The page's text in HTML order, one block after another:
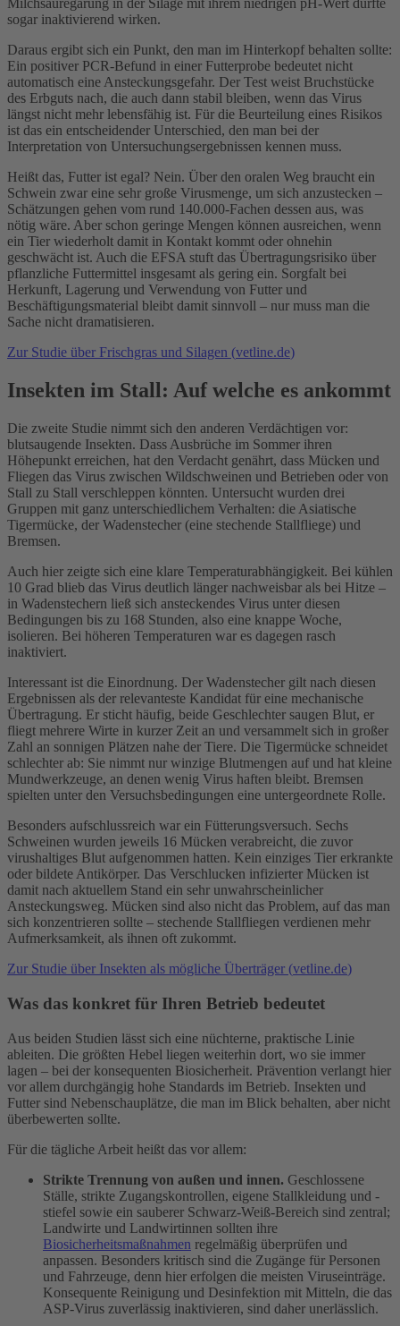
Milchsäuregärung in der Silage mit ihrem niedrigen pH-Wert dürfte
sogar inaktivierend wirken.
Daraus ergibt sich ein Punkt, den man im Hinterkopf behalten sollte:
Ein positiver PCR-Befund in einer Futterprobe bedeutet nicht
automatisch eine Ansteckungsgefahr. Der Test weist Bruchstücke
des Erbguts nach, die auch dann stabil bleiben, wenn das Virus
längst nicht mehr lebensfähig ist. Für die Beurteilung eines Risikos
ist das ein entscheidender Unterschied, den man bei der
Interpretation von Untersuchungsergebnissen kennen muss.
Heißt das, Futter ist egal? Nein. Über den oralen Weg braucht ein
Schwein zwar eine sehr große Virusmenge, um sich anzustecken –
Schätzungen gehen vom rund 140.000-Fachen dessen aus, was
nötig wäre. Aber schon geringe Mengen können ausreichen, wenn
ein Tier wiederholt damit in Kontakt kommt oder ohnehin
geschwächt ist. Auch die EFSA stuft das Übertragungsrisiko über
pflanzliche Futtermittel insgesamt als gering ein. Sorgfalt bei
Herkunft, Lagerung und Verwendung von Futter und
Beschäftigungsmaterial bleibt damit sinnvoll – nur muss man die
Sache nicht dramatisieren.
Zur Studie über Frischgras und Silagen (vetline.de)
Insekten im Stall: Auf welche es ankommt
Die zweite Studie nimmt sich den anderen Verdächtigen vor:
blutsaugende Insekten. Dass Ausbrüche im Sommer ihren
Höhepunkt erreichen, hat den Verdacht genährt, dass Mücken und
Fliegen das Virus zwischen Wildschweinen und Betrieben oder von
Stall zu Stall verschleppen könnten. Untersucht wurden drei
Gruppen mit ganz unterschiedlichem Verhalten: die Asiatische
Tigermücke, der Wadenstecher (eine stechende Stallfliege) und
Bremsen.
Auch hier zeigte sich eine klare Temperaturabhängigkeit. Bei kühlen
10 Grad blieb das Virus deutlich länger nachweisbar als bei Hitze –
in Wadenstechern ließ sich ansteckendes Virus unter diesen
Bedingungen bis zu 168 Stunden, also eine knappe Woche,
isolieren. Bei höheren Temperaturen war es dagegen rasch
inaktiviert.
Interessant ist die Einordnung. Der Wadenstecher gilt nach diesen
Ergebnissen als der relevanteste Kandidat für eine mechanische
Übertragung. Er sticht häufig, beide Geschlechter saugen Blut, er
fliegt mehrere Wirte in kurzer Zeit an und versammelt sich in großer
Zahl an sonnigen Plätzen nahe der Tiere. Die Tigermücke schneidet
schlechter ab: Sie nimmt nur winzige Blutmengen auf und hat kleine
Mundwerkzeuge, an denen wenig Virus haften bleibt. Bremsen
spielten unter den Versuchsbedingungen eine untergeordnete Rolle.
Besonders aufschlussreich war ein Fütterungsversuch. Sechs
Schweinen wurden jeweils 16 Mücken verabreicht, die zuvor
virushaltiges Blut aufgenommen hatten. Kein einziges Tier erkrankte
oder bildete Antikörper. Das Verschlucken infizierter Mücken ist
damit nach aktuellem Stand ein sehr unwahrscheinlicher
Ansteckungsweg. Mücken sind also nicht das Problem, auf das man
sich konzentrieren sollte – stechende Stallfliegen verdienen mehr
Aufmerksamkeit, als ihnen oft zukommt.
Zur Studie über Insekten als mögliche Überträger (vetline.de)
Was das konkret für Ihren Betrieb bedeutet
Aus beiden Studien lässt sich eine nüchterne, praktische Linie
ableiten. Die größten Hebel liegen weiterhin dort, wo sie immer
lagen – bei der konsequenten Biosicherheit. Prävention verlangt hier
vor allem durchgängig hohe Standards im Betrieb. Insekten und
Futter sind Nebenschauplätze, die man im Blick behalten, aber nicht
überbewerten sollte.
Für die tägliche Arbeit heißt das vor allem:
Strikte Trennung von außen und innen. Geschlossene
Ställe, strikte Zugangskontrollen, eigene Stallkleidung und -
stiefel sowie ein sauberer Schwarz-Weiß-Bereich sind zentral;
Landwirte und Landwirtinnen sollten ihre
Biosicherheitsmaßnahmen regelmäßig überprüfen und
anpassen. Besonders kritisch sind die Zugänge für Personen
und Fahrzeuge, denn hier erfolgen die meisten Viruseinträge.
Konsequente Reinigung und Desinfektion mit Mitteln, die das
ASP-Virus zuverlässig inaktivieren, sind daher unerlässlich.